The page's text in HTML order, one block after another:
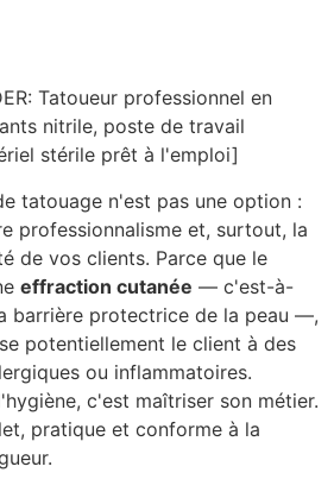
Tatoueur professionnel en
nitrile, poste de travail
stérile prêt à l'emploi]
tatouage n'est pas une option :
professionnalisme et, surtout, la
de vos clients. Parce que le
effraction cutanée — c'est-à-
barrière protectrice de la peau —,
potentiellement le client à des
ou inflammatoires.
c'est maîtriser son métier.
pratique et conforme à la